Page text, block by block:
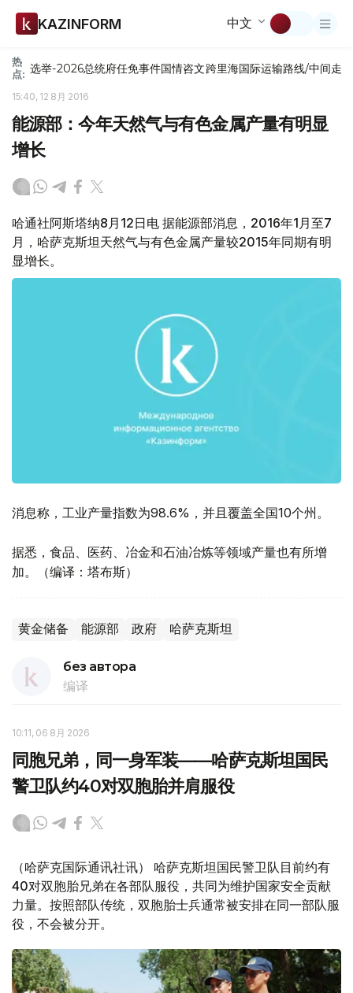
KAZINFORM 中文
热
点: 选举-2026总统府任免事件国情咨文跨里海国际运输路线/中间走廊
15:40, 12 8月 2016
能源部：今年天然气与有色金属产量有明显
增长
哈通社阿斯塔纳8月12日电 据能源部消息，2016年1月至7
月，哈萨克斯坦天然气与有色金属产量较2015年同期有明
显增长。
消息称，工业产量指数为98.6%，并且覆盖全国10个州。
据悉，食品、医药、冶金和石油冶炼等领域产量也有所增
加。（编译：塔布斯）
黄金储备 能源部 政府 哈萨克斯坦
без автора
编译
10:11, 06 8月 2026
同胞兄弟，同一身军装——哈萨克斯坦国民
警卫队约40对双胞胎并肩服役
（哈萨克国际通讯社讯） 哈萨克斯坦国民警卫队目前约有
40对双胞胎兄弟在各部队服役，共同为维护国家安全贡献
力量。按照部队传统，双胞胎士兵通常被安排在同一部队服
役，不会被分开。